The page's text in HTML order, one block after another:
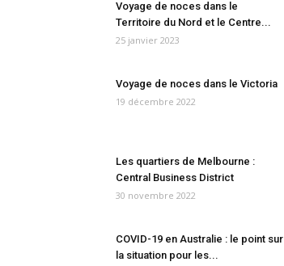
Voyage de noces dans le
Territoire du Nord et le Centre...
25 janvier 2023
Voyage de noces dans le Victoria
19 décembre 2022
Les quartiers de Melbourne :
Central Business District
30 novembre 2022
COVID-19 en Australie : le point sur
la situation pour les...